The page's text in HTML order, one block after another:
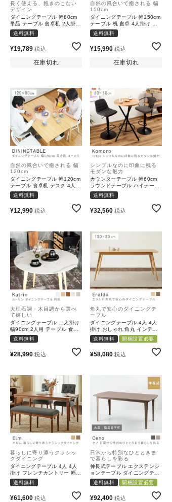
長く使える、飽きのこない
デザイン
ダイニングテーブル 幅80cm
単品 テーブル 食卓机 2人掛け
2人用 二人｜DORIS
送料無料
¥19,789 税込
在庫切れ
自然の風合いで癒される 幅
150cm
ダイニングテーブル 幅150cm
テーブル 机 食卓 4人掛け お
しゃれ
送料無料
¥15,990 税込
在庫切れ
自然の風合いで癒される 幅
120cm
ダイニングテーブル 幅120cm
テーブル 食卓机 デスク 4人掛
け 4人用 新生活 一人暮らし
模様替え
送料無料
¥12,990 税込
シンプルなのに印象に残る
モダンな魅力
カウンターテーブル 幅60cm
ラウンドテーブル ハイテーブ
ル 丸テーブル｜Komoro
送料無料
¥32,560 税込
大理石調・木目調から選べ
て嬉しい
ダイニングテーブル 二人掛け
幅90cm 2人用 テーブル 食卓
机 ラウンド 天然木 パイン 組
み立て 軽量 省スペース 北欧
送料無料
¥28,990 税込
角丸で安心のダイニングテ
ーブル
ダイニングテーブル 4人 4人
掛け おしゃれ 角丸 インテリ
ア 単品 天然木 アッシュ 引き
出し 北欧 シンプル 幅150cm
送料無料 開梱設置必要
¥58,080 税込
暮らしに寄り添うクラシッ
クダイニング
ダイニングテーブル 4人 4人
掛け フレンチカントリー 幅
150 天然木 ラバーウッド ア
ジャスター 北欧 ナチュラル
送料無料
¥61,600 税込
日常から特別なひとときま
で暮らしを彩る
伸長式テーブル エクステンシ
ョンテーブル ダイニングテー
ブル 4人用 四人掛け スチール
高さ72cm｜Ceno
送料無料 開梱設置必要
¥92,400 税込